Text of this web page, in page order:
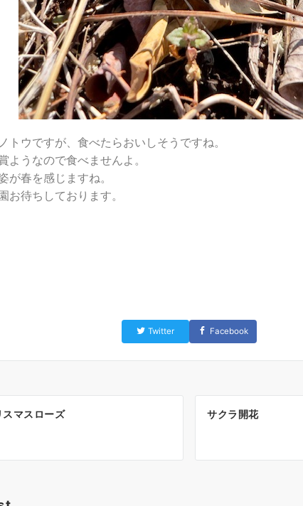
トウですが、食べたらおいしそうですね。
ようなので食べませんよ。
が春を感じますね。
お待ちしております。
Twitter Facebook
スマスローズ サクラ開花